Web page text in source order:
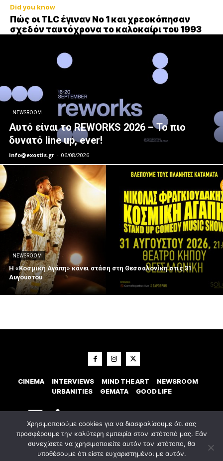
Did you know
Πώς οι TLC έγιναν Νο 1 και χρεοκόπησαν
σχεδόν ταυτόχρονα το καλοκαίρι του 1993
NEWSROOM
Αυτό είναι το REWORKS 2026 – Το πιο
δυνατό line up, ever!
info@exostis.gr - 06/08/2026
NEWSROOM
Η «Κοσμική Αγάπη» κάνει στάση στη Θεσσαλονίκη στις 31
Αυγούστου
CINEMA INTERVIEWS MIND THE ART
NEWSROOM
URBANITIES
ΘΕΜΑΤΑ GOOD LIFE
© 2023 Εxostispress - All right reserved. Κατασκευή Ιστοσελίδας
Χρησιμοποιούμε cookies για να διασφαλίσουμε ότι σας
προσφέρουμε την καλύτερη εμπειρία στον ιστότοπό μας. Εάν
συνεχίσετε να χρησιμοποιείτε αυτόν τον ιστότοπο, θα
υποθέσουμε ότι είστε ευχαριστημένοι με αυτόν.